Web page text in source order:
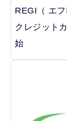
REGI（ エ
クレジット
始